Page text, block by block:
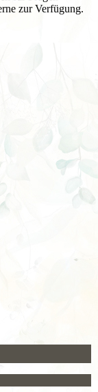
zur Verfügung.